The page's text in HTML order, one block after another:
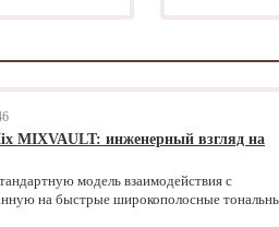
MIXVAULT: инженерный взгляд на
модель взаимодействия с
на быстрые широкополосные